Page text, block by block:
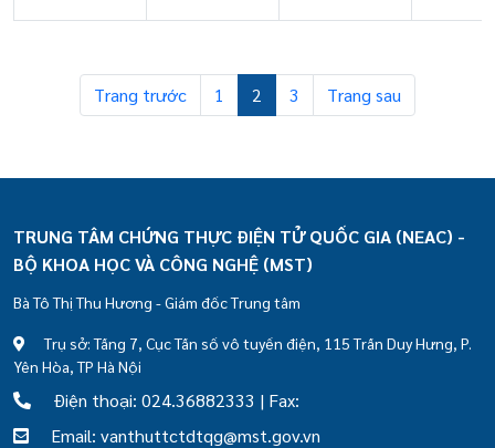
Trang trước 1 2 3 Trang sau
TRUNG TÂM CHỨNG THỰC ĐIỆN TỬ QUỐC GIA (NEAC) -
BỘ KHOA HỌC VÀ CÔNG NGHỆ (MST)
Bà Tô Thị Thu Hương - Giám đốc Trung tâm
Trụ sở: Tầng 7, Cục Tần số vô tuyến điện, 115 Trần Duy Hưng, P.
Yên Hòa, TP Hà Nội
Điện thoại: 024.36882333 | Fax:
Email: vanthuttctdtqg@mst.gov.vn